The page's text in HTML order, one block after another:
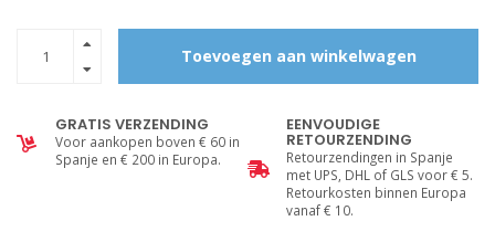
Toevoegen aan winkelwagen
GRATIS VERZENDING
Voor aankopen boven € 60 in
Spanje en € 200 in Europa.
EENVOUDIGE
RETOURZENDING
Retourzendingen in Spanje
met UPS, DHL of GLS voor € 5.
Retourkosten binnen Europa
vanaf € 10.